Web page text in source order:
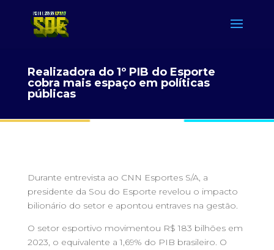
Realizadora do 1º PIB do Esporte
cobra mais espaço em políticas
públicas
Durante entrevista ao CNN Esportes S/A, a
presidente da Sou do Esporte revelou o impacto
bilionário do setor e apontou entraves na gestão.
O setor esportivo movimentou R$ 183 bilhões em
2023, o equivalente a 1,69% do PIB brasileiro. O